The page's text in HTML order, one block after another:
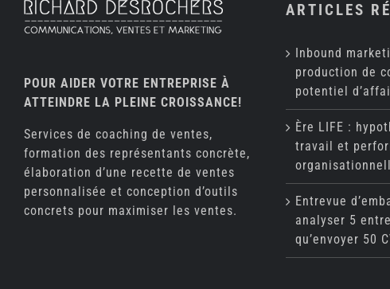
POUR AIDER VOTRE ENTREPRISE À
ATTEINDRE LA PLEINE CROISSANCE!
Services de coaching de ventes,
formation des représentants concrète,
élaboration d’une recette de ventes
personnalisée et conception d’outils
concrets pour maximiser les ventes.
ARTICLES
Inbound
production de
potentiel
Ère LIFE :
travail et
Entrevue
analyser 5
qu’envoyer 50